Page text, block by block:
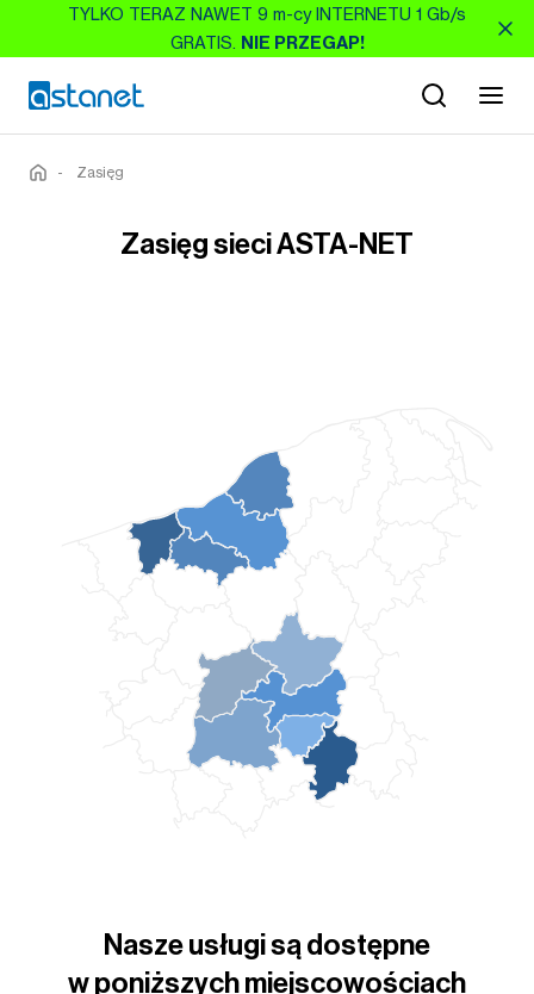
TYLKO TERAZ NAWET 9 m-cy INTERNETU 1 Gb/s
GRATIS. NIE PRZEGAP!
- Zasięg
Zasięg sieci ASTA-NET
Nasze usługi są dostępne
w poniższych miejscowościach